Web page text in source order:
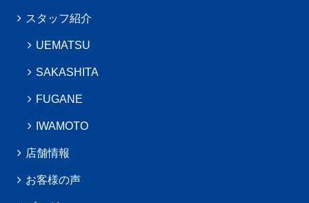
スタッフ紹介
UEMATSU
SAKASHITA
FUGANE
IWAMOTO
店舗情報
お客様の声